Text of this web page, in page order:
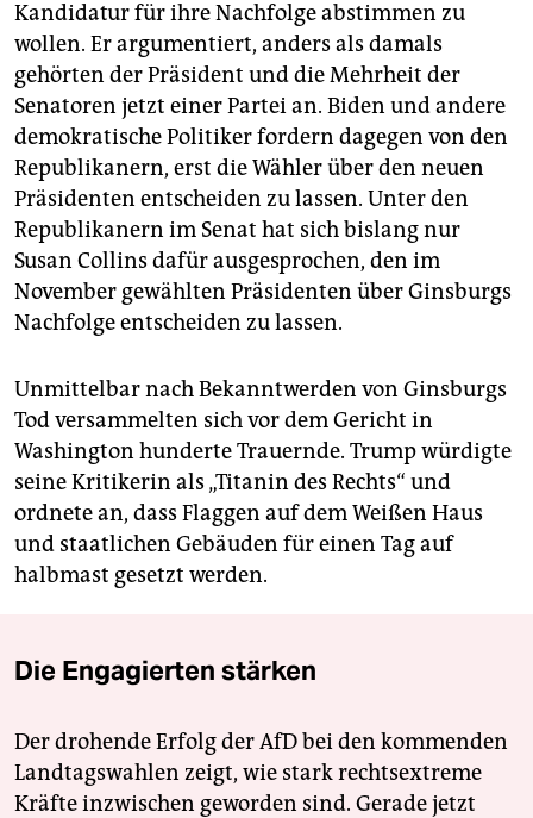
Kandidatur für ihre Nachfolge abstimmen zu
wollen. Er argumentiert, anders als damals
gehörten der Präsident und die Mehrheit der
Senatoren jetzt einer Partei an. Biden und andere
demokratische Politiker fordern dagegen von den
Republikanern, erst die Wähler über den neuen
Präsidenten entscheiden zu lassen. Unter den
Republikanern im Senat hat sich bislang nur
Susan Collins dafür ausgesprochen, den im
November gewählten Präsidenten über Ginsburgs
Nachfolge entscheiden zu lassen.
Unmittelbar nach Bekanntwerden von Ginsburgs
Tod versammelten sich vor dem Gericht in
Washington hunderte Trauernde. Trump würdigte
seine Kritikerin als „Titanin des Rechts“ und
ordnete an, dass Flaggen auf dem Weißen Haus
und staatlichen Gebäuden für einen Tag auf
halbmast gesetzt werden.
Die Engagierten stärken
Der drohende Erfolg der AfD bei den kommenden
Landtagswahlen zeigt, wie stark rechtsextreme
Kräfte inzwischen geworden sind. Gerade jetzt